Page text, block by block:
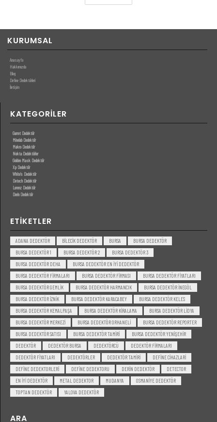
KURUMSAL
Anasayfa
Hakkımızda
Blog
Define Dedektörleri
İletişim
KATEGORILER
Garret Dedektör
Minelab Dedektör
Makro Dedektör
Nokta Dedektörler
Golden Mask Dedektör
Xp Dedektör
White’s Dedektör
Detech Dedektör
Lorenz Dedektör
Derin Dedektör
ETIKETLER
ADANA DEDEKTÖR BILECIK DEDEKTÖR BURSA
BURSA DEDEKTÖR
BURSA DEDEKTÖR 1
BURSA DEDEKTÖR 2
BURSA DEDEKTÖR 3
BURSA DEDEKTÖR DEHA
BURSA DEDEKTÖR EN IYI DEDEKTÖR
BURSA DEDEKTÖR FIRMALARI
BURSA DEDEKTÖR FIRMASI
BURSA DEDEKTÖR FIYATLARI
BURSA DEDEKTÖR GEMLIK
BURSA DEDEKTÖR HARMANCIK
BURSA DEDEKTÖR INEGÖL
BURSA DEDEKTÖR IZNIK
BURSA DEDEKTÖR KARACABEY
BURSA DEDEKTÖR KELES
BURSA DEDEKTÖR KEMALPAŞA
BURSA DEDEKTÖR KIRALAMA
BURSA DEDEKTÖR LIDYA
BURSA DEDEKTÖR MERKEZI
BURSA DEDEKTÖR ORHANELI
BURSA DEDEKTÖR REPORTER
BURSA DEDEKTÖR SATISI
BURSA DEDEKTÖR TAMIRI
BURSA DEDEKTÖR YENIŞEHIR
DEDEKTÖR
DEDEKTÖR BURSA DEDEKTÖRCÜ
DEDEKTÖR FIRMALARI
DEDEKTÖR FIYATLARI
DEDEKTÖRLER DEDEKTÖR TAMIRI
DEFINE CIHAZLARI
DEFINE DEDEKTORLERI
DEFINE DEDEKTORU DERIN DEDEKTÖR
DETECTOR
EN IYI DEDEKTÖR
METAL DEDEKTOR MUDANYA
OSMANIYE DEDEKTÖR
TOPTAN DEDEKTÖR
YALOVA DEDEKTÖR
ARA